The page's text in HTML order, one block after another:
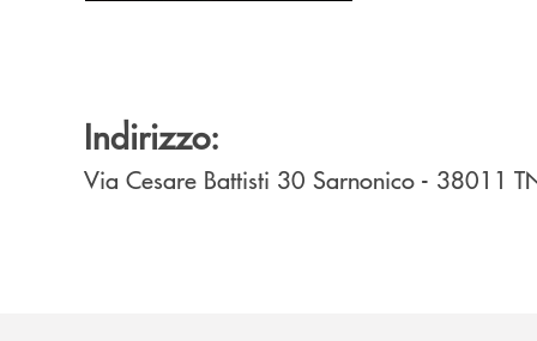
Indirizzo:
Via Cesare Battisti 30 Sarnonico - 38011